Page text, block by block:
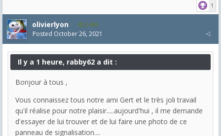
1
olivierlyon 3,489
Posted October 26, 2021
Il y a 1 heure, rabby62 a dit :
Bonjour à tous ,
Vous connaissez tous notre ami Gert et le très joli travail
qu'il réalise pour notre plaisir.....aujourd'hui , il me demande
d'essayer de lui trouver et de lui faire une photo de ce
panneau de signalisation....